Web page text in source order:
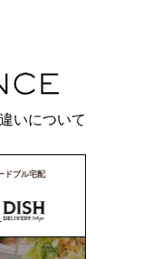
いについて
ドブル宅配